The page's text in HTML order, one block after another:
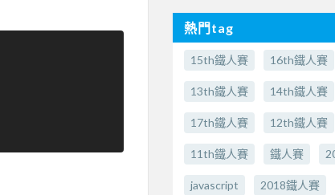
熱門tag
15th鐵人賽 16th鐵人賽
13th鐵人賽 14th鐵人賽
17th鐵人賽 12th鐵人賽
11th鐵人賽 鐵人賽
javascript 2018鐵人賽